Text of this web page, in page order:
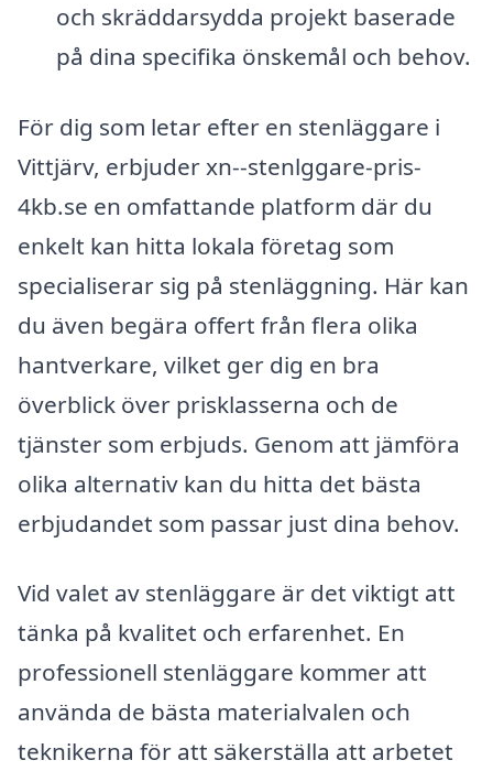
och skräddarsydda projekt baserade
på dina specifika önskemål och behov.
För dig som letar efter en stenläggare i
Vittjärv, erbjuder xn--stenlggare-pris-
4kb.se en omfattande platform där du
enkelt kan hitta lokala företag som
specialiserar sig på stenläggning. Här kan
du även begära offert från flera olika
hantverkare, vilket ger dig en bra
överblick över prisklasserna och de
tjänster som erbjuds. Genom att jämföra
olika alternativ kan du hitta det bästa
erbjudandet som passar just dina behov.
Vid valet av stenläggare är det viktigt att
tänka på kvalitet och erfarenhet. En
professionell stenläggare kommer att
använda de bästa materialvalen och
teknikerna för att säkerställa att arbetet